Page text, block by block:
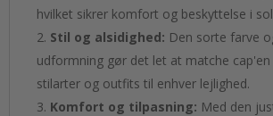
hvilket sikrer komfort og beskyttelse i
Stil og alsidighed: Den sorte farve
udformning gør det let at matche
stilarter og outfits til enhver lejlighed.
Komfort og tilpasning: Med den